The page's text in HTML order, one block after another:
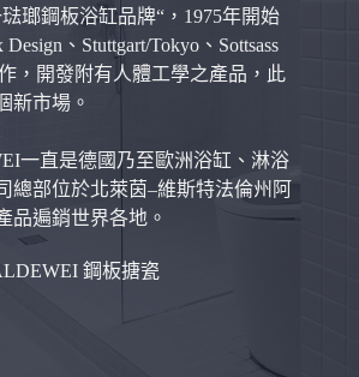
瑯鋼板浴缸品牌“，1975年開始
、Stuttgart/Tokyo、Sottsass
，開發附有人體工學之產品，此
新市場。
一直是德國乃至歐洲浴缸、淋浴
總部位於北萊茵–維斯特法倫州阿
品遍銷世界各地。
鋼板搪瓷